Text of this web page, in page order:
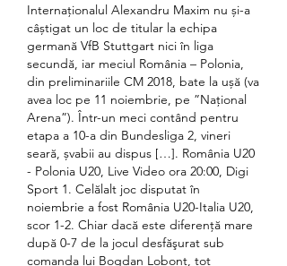
Internaționalul Alexandru Maxim nu și-a
câștigat un loc de titular la echipa
germană VfB Stuttgart nici în liga
secundă, iar meciul România – Polonia,
din preliminariile CM 2018, bate la ușă (va
avea loc pe 11 noiembrie, pe ”Național
Arena”). Într-un meci contând pentru
etapa a 10-a din Bundesliga 2, vineri
seară, șvabii au dispus […]. România U20
- Polonia U20, Live Video ora 20:00, Digi
Sport 1. Celălalt joc disputat în
noiembrie a fost România U20-Italia U20,
scor 1-2. Chiar dacă este diferenţă mare
după 0-7 de la jocul desfăşurat sub
comanda lui Bogdan Lobonţ, tot